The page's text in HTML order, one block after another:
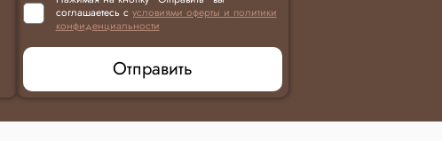
соглашаетесь с условиями оферты и политики
конфиденциальности
Отправить